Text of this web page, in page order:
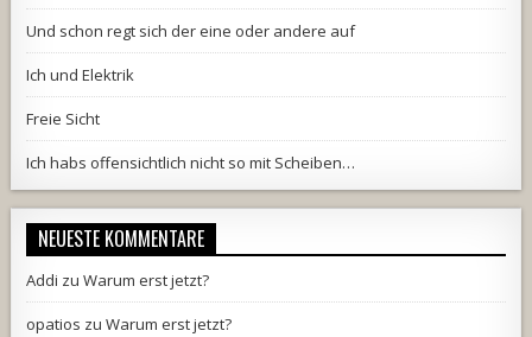
Und schon regt sich der eine oder andere auf
Ich und Elektrik
Freie Sicht
Ich habs offensichtlich nicht so mit Scheiben…
NEUESTE KOMMENTARE
Addi zuWarum erst jetzt?
opatios zuWarum erst jetzt?